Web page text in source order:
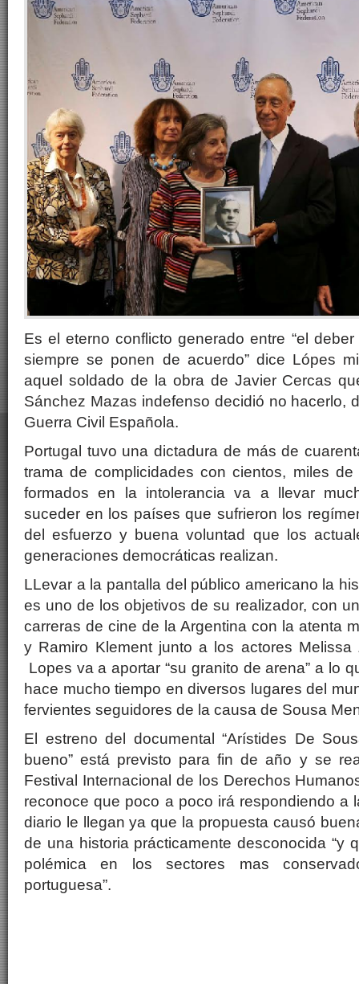
Es el eterno conflicto generado entre “el
siempre se ponen de acuerdo” dice Lópes
aquel soldado de la obra de Javier Cercas
Sánchez Mazas indefenso decidió no hacerlo,
Guerra Civil Española.
Portugal tuvo una dictadura de más de
trama de complicidades con cientos, miles
formados en la intolerancia va a llevar
suceder en los países que sufrieron los
del esfuerzo y buena voluntad que los
generaciones democráticas realizan.
LLevar a la pantalla del público americano la
es uno de los objetivos de su realizador, con
carreras de cine de la Argentina con la atenta
y Ramiro Klement junto a los actores
Lopes va a aportar “su granito de arena” a lo
hace mucho tiempo en diversos lugares del
fervientes seguidores de la causa de Sousa
El estreno del documental “Arístides De
bueno” está previsto para fin de año y se
Festival Internacional de los Derechos
reconoce que poco a poco irá respondiendo a
diario le llegan ya que la propuesta causó
de una historia prácticamente desconocida “y
polémica en los sectores mas
portuguesa”.